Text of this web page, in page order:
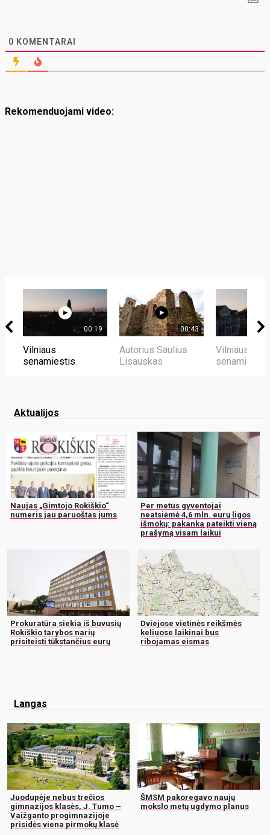
0 KOMENTARAI
Rekomenduojami video:
00:19
Vilniaus
senamiestis
00:43
Autorius Saulius
Lisauskas
Vilniaus
senamiestis
Aktualijos
Naujas „Gimtojo Rokiškio“
numeris jau paruoštas jums
Per metus gyventojai
neatsiėmė 4,6 mln. eurų ligos
išmokų: pakanka pateikti vieną
prašymą visam laikui
Prokuratūra siekia iš buvusių
Rokiškio tarybos narių
prisiteisti tūkstančius eurų
Dviejose vietinės reikšmės
keliuose laikinai bus
ribojamas eismas
Langas
Juodupėje nebus trečios
gimnazijos klasės, J. Tumo –
Vaižganto progimnazijoje
prisidės viena pirmokų klasė
ŠMSM pakoregavo naujų
mokslo metų ugdymo planus